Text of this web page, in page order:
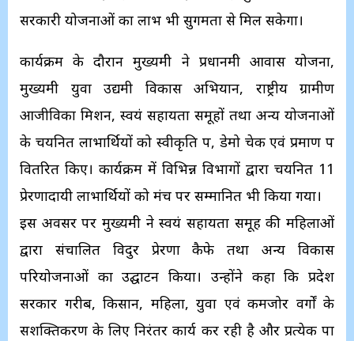
सरकारी योजनाओं का लाभ भी सुगमता से मिल सकेगा।
कार्यक्रम के दौरान मुख्यमंत्री ने प्रधानमंत्री आवास योजना,
मुख्यमंत्री युवा उद्यमी विकास अभियान, राष्ट्रीय ग्रामीण
आजीविका मिशन, स्वयं सहायता समूहों तथा अन्य योजनाओं
के चयनित लाभार्थियों को स्वीकृति पत्र, डेमो चेक एवं प्रमाण पत्र
वितरित किए। कार्यक्रम में विभिन्न विभागों द्वारा चयनित 11
प्रेरणादायी लाभार्थियों को मंच पर सम्मानित भी किया गया।
इस अवसर पर मुख्यमंत्री ने स्वयं सहायता समूह की महिलाओं
द्वारा संचालित विदुर प्रेरणा कैफे तथा अन्य विकास
परियोजनाओं का उद्घाटन किया। उन्होंने कहा कि प्रदेश
सरकार गरीब, किसान, महिला, युवा एवं कमजोर वर्गों के
सशक्तिकरण के लिए निरंतर कार्य कर रही है और प्रत्येक पात्र